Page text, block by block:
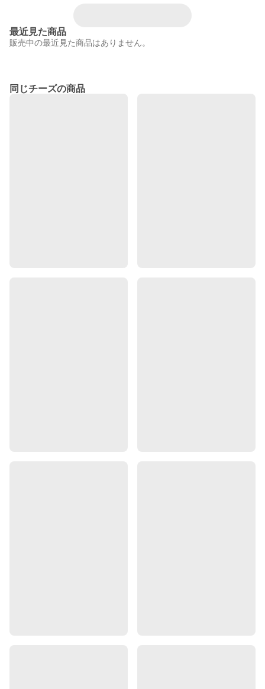
最近見た商品
販売中の最近見た商品はありません。
同じチーズの商品